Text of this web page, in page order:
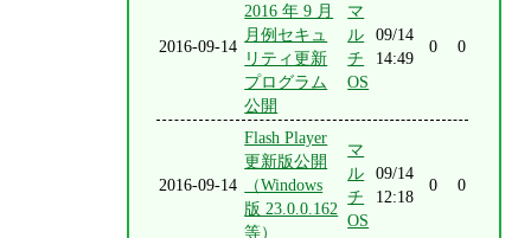
2016-09-14
2016 年 9 月
月例セキュ
リティ更新
プログラム
公開
マ
ル
チ
OS
09/14
14:49
0 0
2016-09-14
Flash Player
更新版公開
（Windows
版 23.0.0.162
等）
マ
ル
チ
OS
09/14
12:18
0 0